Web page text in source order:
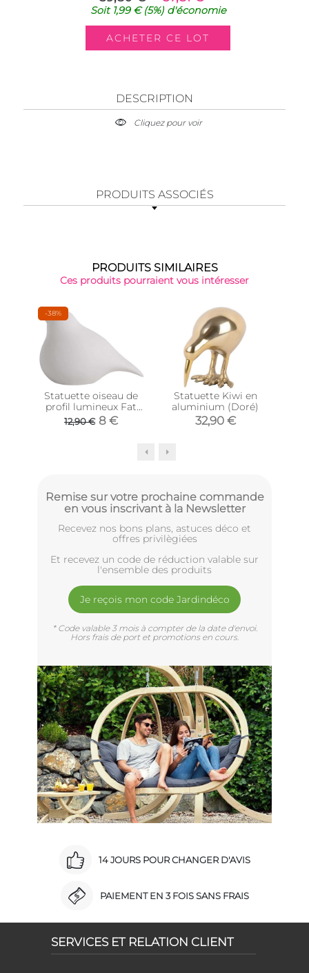
Soit 1,99 €(5%)d'économie
DESCRIPTION
Cliquez pour voir
PRODUITS ASSOCIÉS
PRODUITS SIMILAIRES
Ces produits pourraient vous intéresser
-38%
Statuette oiseau de
profil lumineux Fat
bird (15 x 9 x 10 cm)
12,90 € 8 €
Statuette Kiwi en
aluminium (Doré)
32,90 €
Remise sur votre prochaine commande
en vous inscrivant à la Newsletter
Recevez nos bons plans, astuces déco et
offres privilègiées
Et recevez un code de réduction valable sur
l'ensemble des produits
Je reçois mon code Jardindéco
* Code valable 3 mois à compter de la date d'envoi.
Hors frais de port et promotions en cours.
14 JOURS POUR CHANGER D'AVIS
PAIEMENT EN 3 FOIS SANS FRAIS
SERVICES ET RELATION CLIENT